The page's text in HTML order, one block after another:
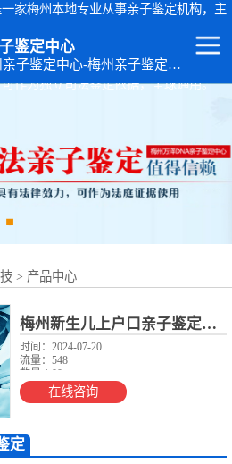
家梅州本地专业从事亲子鉴定机构，主
州个人隐私亲子鉴定、梅州孕期胎儿亲
子鉴定地址：广东省梅州市梅江区黄塘
定中心出具的亲子鉴定报告准确率达
作为独立司法鉴定依据，全球通用。
鉴定中心
梅州亲子鉴定-梅州亲子鉴定中心-梅州亲子鉴定机构
> 产品中心
梅州新生儿上户口亲子鉴定流程
时间：2024-07-20
流量：548
数量:1.00
起订数：1.00
在线咨询
定